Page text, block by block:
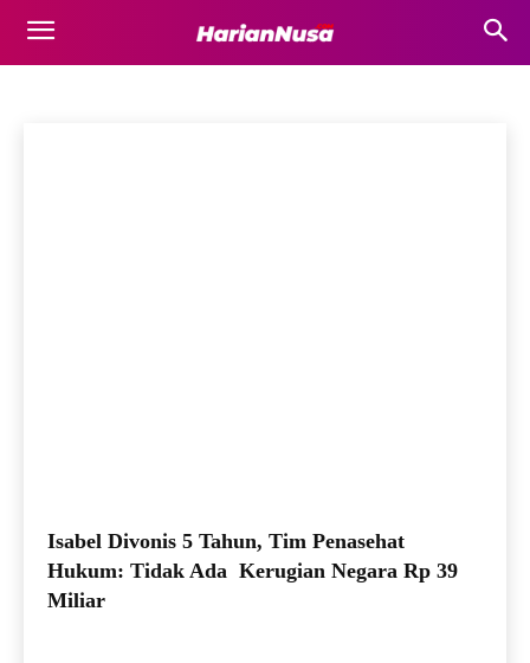
HEADLINE
Isabel Divonis 5 Tahun, Tim Penasehat
Hukum: Tidak Ada Kerugian Negara Rp 39
Miliar